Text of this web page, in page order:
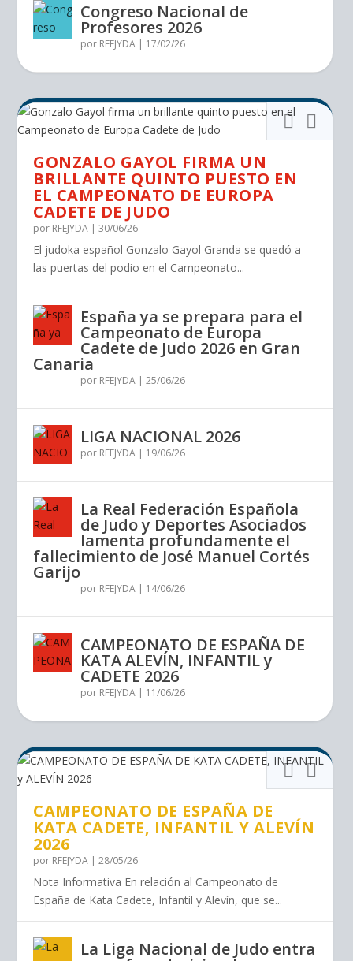
Congreso Nacional de
Profesores 2026
por RFEJYDA | 17/02/26
GONZALO GAYOL FIRMA UN
BRILLANTE QUINTO PUESTO EN
EL CAMPEONATO DE EUROPA
CADETE DE JUDO
por RFEJYDA |30/06/26
El judoka español Gonzalo Gayol Granda se quedó a
las puertas del podio en el Campeonato...
España ya se prepara para el
Campeonato de Europa
Cadete de Judo 2026 en Gran
Canaria
por RFEJYDA |25/06/26
LIGA NACIONAL 2026
por RFEJYDA | 19/06/26
La Real Federación Española
de Judo y Deportes Asociados
lamenta profundamente el
fallecimiento de José Manuel Cortés
Garijo
por RFEJYDA | 14/06/26
CAMPEONATO DE ESPAÑA DE
KATA ALEVÍN, INFANTIL y
CADETE 2026
por RFEJYDA | 11/06/26
CAMPEONATO DE ESPAÑA DE
KATA CADETE, INFANTIL Y ALEVÍN
2026
por RFEJYDA |28/05/26
Nota Informativa En relación al Campeonato de
España de Kata Cadete, Infantil y Alevín, que se...
La Liga Nacional de Judo entra